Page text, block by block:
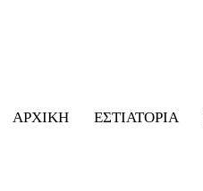
ΑΡΧΙΚΉ ΕΣΤΙΑΤΌΡΙΑ